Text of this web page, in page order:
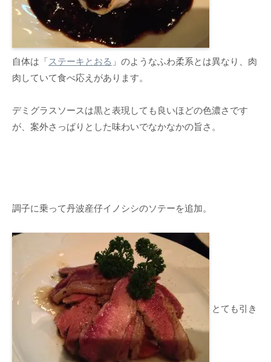
自体は「ステーキとおる 」のようなふわ柔系とは異なり、肉
肉していて食べ応えがあります。
デミグラスソースは黒と表現しても良いほどの色濃さです
が、案外さっぱりとした味わいでなかなかの旨さ。
調子に乗って丹波産仔イノシシのソテーを追加。
とても引き